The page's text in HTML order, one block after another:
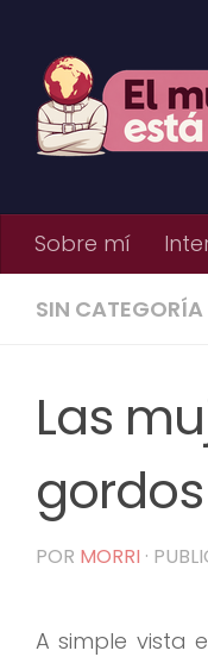
Sobre mí
SIN CATEGORÍA
Las
gordos
POR MORRI ·
A simple vista